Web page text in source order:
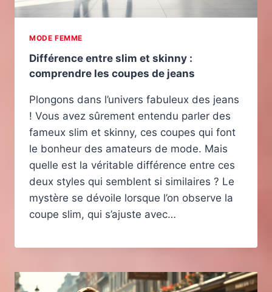
MODE FEMME
Différence entre slim et skinny :
comprendre les coupes de jeans
Plongons dans l’univers fabuleux des jeans
! Vous avez sûrement entendu parler des
fameux slim et skinny, ces coupes qui font
le bonheur des amateurs de mode. Mais
quelle est la véritable différence entre ces
deux styles qui semblent si similaires ? Le
mystère se dévoile lorsque l’on observe la
coupe slim, qui s’ajuste avec…